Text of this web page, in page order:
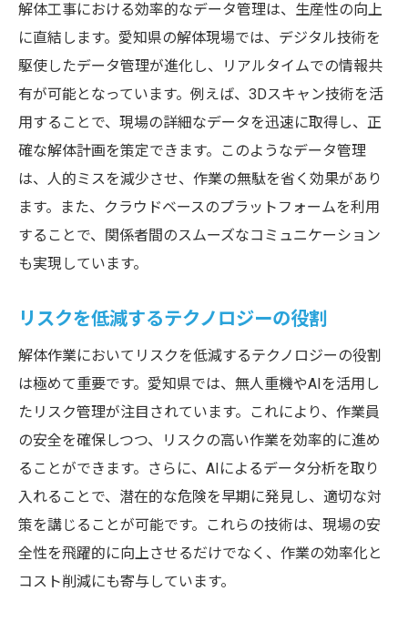
解体工事における効率的なデータ管理は、生産性の向上
に直結します。愛知県の解体現場では、デジタル技術を
駆使したデータ管理が進化し、リアルタイムでの情報共
有が可能となっています。例えば、3Dスキャン技術を活
用することで、現場の詳細なデータを迅速に取得し、正
確な解体計画を策定できます。このようなデータ管理
は、人的ミスを減少させ、作業の無駄を省く効果があり
ます。また、クラウドベースのプラットフォームを利用
することで、関係者間のスムーズなコミュニケーション
も実現しています。
リスクを低減するテクノロジーの役割
解体作業においてリスクを低減するテクノロジーの役割
は極めて重要です。愛知県では、無人重機やAIを活用し
たリスク管理が注目されています。これにより、作業員
の安全を確保しつつ、リスクの高い作業を効率的に進め
ることができます。さらに、AIによるデータ分析を取り
入れることで、潜在的な危険を早期に発見し、適切な対
策を講じることが可能です。これらの技術は、現場の安
全性を飛躍的に向上させるだけでなく、作業の効率化と
コスト削減にも寄与しています。